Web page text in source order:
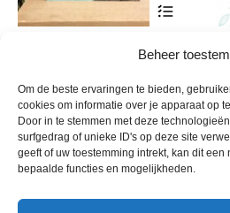
Beheer
Om de beste ervaringen te bieden,
cookies om informatie over je apparaat op
Door in te stemmen met deze
surfgedrag of unieke ID's op deze site
geeft of uw toestemming intrekt, kan dit
bepaalde functies en mogelijkheden.